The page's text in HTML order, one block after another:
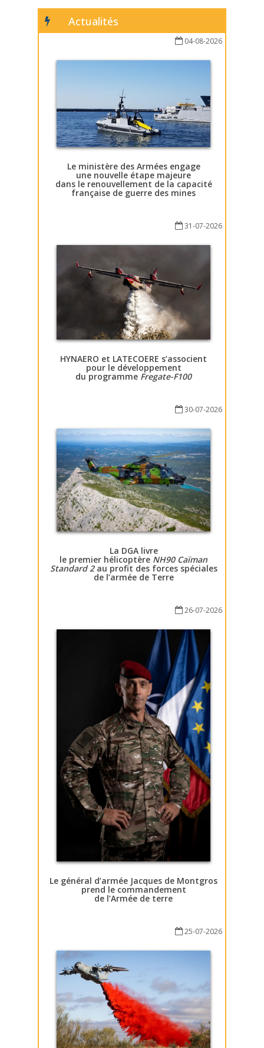
Actualités
04-08-2026
Le ministère des Armées engage
une nouvelle étape majeure
dans le renouvellement de la capacité
française de guerre des mines
31-07-2026
HYNAERO et LATECOERE s’associent
pour le développement
du programme Fregate-F100
30-07-2026
La DGA livre
le premier hélicoptère NH90 Caïman
Standard 2au profit des forces spéciales
de l’armée de Terre
26-07-2026
Le général d’armée Jacques de Montgros
prend le commandement
de l’Armée de terre
25-07-2026